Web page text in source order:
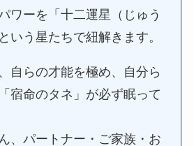
ワーを「十二運星（じゅう
いう星たちで紐解きます。
自らの才能を極め、自分ら
宿命のタネ」が必ず眠って
、パートナー・ご家族・お